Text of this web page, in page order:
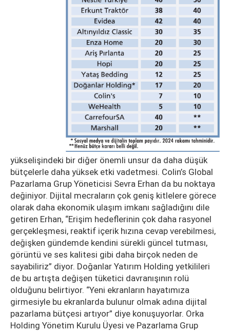
yükselişindeki bir diğer önemli unsur da daha düşük
bütçelerle daha yüksek etki vadetmesi. Colin’s Global
Pazarlama Grup Yöneticisi Sevra Erhan da bu noktaya
değiniyor. Dijital mecraların çok geniş kitlelere görece
olarak daha ekonomik ulaşım imkanı sağladığını dile
getiren Erhan, “Erişim hedeflerinin çok daha rasyonel
gerçekleşmesi, reaktif içerik hızına cevap verebilmesi,
değişken gündemde kendini sürekli güncel tutması,
görüntü ve ses kalitesi gibi daha birçok neden de
sayabiliriz” diyor. Doğanlar Yatırım Holding yetkilileri
de bu artışta değişen tüketici davranışının rolü
olduğunu belirtiyor. “Yeni ekranların hayatımıza
girmesiyle bu ekranlarda bulunur olmak adına dijital
pazarlama bütçesi artıyor” diye konuşuyorlar. Orka
Holding Yönetim Kurulu Üyesi ve Pazarlama Grup